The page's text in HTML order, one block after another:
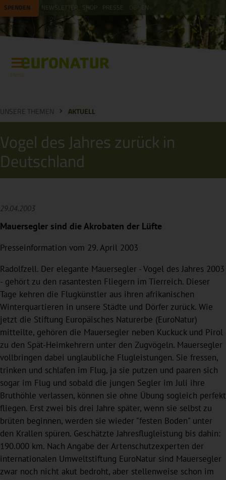
SPENDEN NEWSLETTER SHOP PRESSE EN
UNSERE THEMEN AKTUELL
Vogel des Jahres zurück in
Deutschland
29.04.2003
Mauersegler sind die Akrobaten der Lüfte
Presseinformation vom 29. April 2003
Radolfzell. Der elegante Mauersegler - Vogel des Jahres 2003
- gehört zu den rasantesten Fliegern im Tierreich. Dieser
Tage kehren die Flugkünstler aus ihren afrikanischen
Winterquartieren in unsere Städte und Dörfer zurück. Wie
jetzt die Stiftung Europäisches Naturerbe (EuroNatur)
mitteilte, gehören die Mauersegler neben Kuckuck und Pirol
zu den Spät-Heimkehrern unter den Zugvögeln. Mauersegler
vollbringen dabei unglaubliche Flugleistungen. Sie fressen,
trinken und schlafen im Flug, ja sie putzen und paaren sich
sogar im Flug und sobald die jungen Segler im Juli ihre
Bruthöhle verlassen, können sie ohne Übung sogleich perfekt
fliegen. Erst zwei bis drei Jahre später, wenn sie selbst zu
brüten beginnen, werden sie wieder "festen Boden" unter
den Krallen spüren. Geschätzte Jahresflugleistung bis dahin:
190.000 km. Nach Angabe der Artenschutzexperten der
internationalen Umweltstiftung EuroNatur sind Mauersegler
zwar noch nicht akut bedroht, aber stellenweise schon im